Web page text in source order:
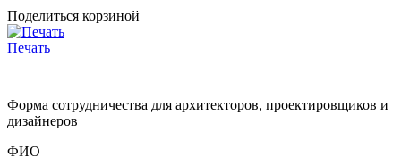
Поделиться корзиной
Печать
Форма сотрудничества для архитекторов, проектировщиков и
дизайнеров
ФИО